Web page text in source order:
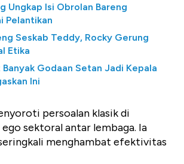
Ungkap Isi Obrolan Bareng
Pelantikan
Seskab Teddy, Rocky Gerung
Etika
Godaan Setan Jadi Kepala
Ini
persoalan klasik di
sektoral antar lembaga. Ia
menghambat efektivitas